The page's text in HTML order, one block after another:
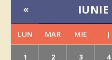
«
LUN MAR MIE J
1 2 3 4